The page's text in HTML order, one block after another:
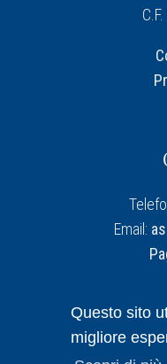
Questo sito
migliore
Email: